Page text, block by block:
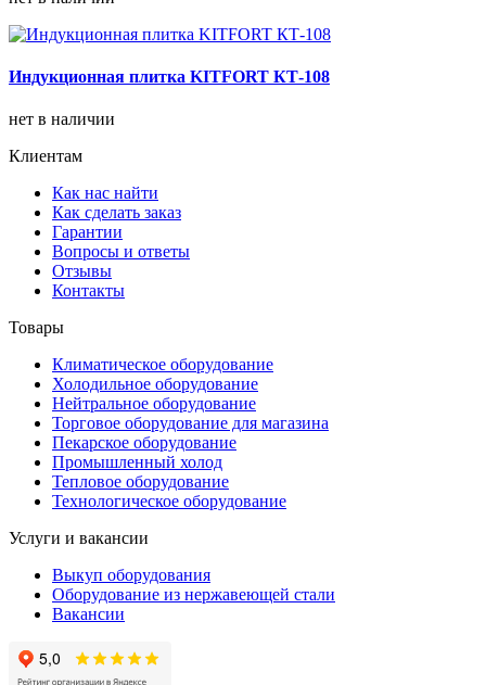
Индукционная плитка KITFORT КТ-108
нет в наличии
Клиентам
Как нас найти
Как сделать заказ
Гарантии
Вопросы и ответы
Отзывы
Контакты
Товары
Климатическое оборудование
Холодильное оборудование
Нейтральное оборудование
Торговое оборудование для магазина
Пекарское оборудование
Промышленный холод
Тепловое оборудование
Технологическое оборудование
Услуги и вакансии
Выкуп оборудования
Оборудование из нержавеющей стали
Вакансии